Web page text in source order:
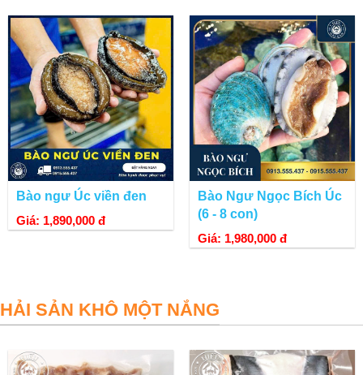
Bào ngư Úc viền đen
Giá: 1,890,000 đ
Bào Ngư Ngọc Bích Úc
(6 - 8 con)
Giá: 1,980,000 đ
HẢI SẢN KHÔ MỘT NẮNG